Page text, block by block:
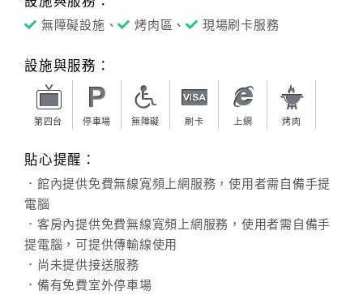
無障礙設施、 烤肉區、 現場刷卡服務
設施與服務：
第四台 停車場 無障礙 刷卡 上網 烤肉
貼心提醒：
．館內提供免費無線寬頻上網服務，使用者需自備手提
電腦
．客房內提供免費無線寬頻上網服務，使用者需自備手
提電腦，可提供傳輸線使用
．尚未提供接送服務
．備有免費室外停車場